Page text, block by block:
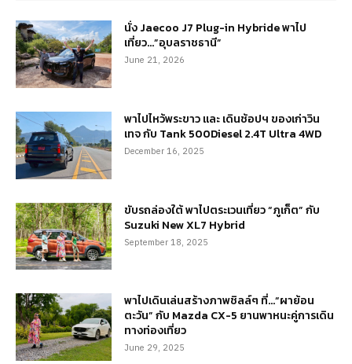
นั่ง Jaecoo J7 Plug-in Hybride พาไป
เที่ยว…”อุบลราชธานี”
June 21, 2026
พาไปไหว้พระขาว และ เดินช้อปฯ ของเก่าวิน
เทจ กับ Tank 500Diesel 2.4T Ultra 4WD
December 16, 2025
ขับรถล่องใต้ พาไปตระเวนเที่ยว “ภูเก็ต” กับ
Suzuki New XL7 Hybrid
September 18, 2025
พาไปเดินเล่นสร้างภาพชิลล์ๆ ที่…“ผาย้อน
ตะวัน” กับ Mazda CX-5 ยานพาหนะคู่การเดิน
ทางท่องเที่ยว
June 29, 2025